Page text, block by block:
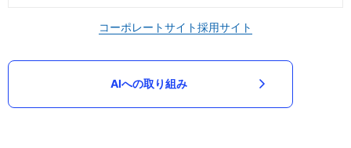
コーポレートサイト採用サイト
AIへの取り組み